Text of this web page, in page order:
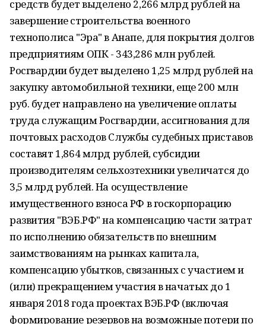
средств будет выделено 2,266 млрд рублей на
завершение строительства военного
технополиса "Эра" в Анапе, для покрытия долгов
предприятиям ОПК - 343,286 млн рублей.
Росгвардии будет выделено 1,25 млрд рублей на
закупку автомобильной техники, еще 200 млн
руб. будет направлено на увеличение оплаты
труда служащим Росгвардии, ассигнования для
почтовых расходов Службы судебных приставов
составят 1,864 млрд рублей, субсидии
производителям сельхозтехники увеличатся до
3,5 млрд рублей. На осуществление
имущественного взноса РФ в госкорпорацию
развития "ВЭБ.РФ" на компенсацию части затрат
по исполнению обязательств по внешним
заимствованиям на рынках капитала,
компенсацию убытков, связанных с участием и
(или) прекращением участия в начатых до 1
января 2018 года проектах ВЭБ.РФ (включая
формирование резервов на возможные потери по